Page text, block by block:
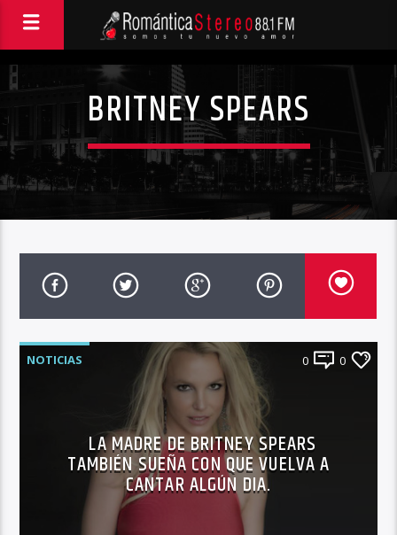
BRITNEY SPEARS
NOTICIAS 0 0
LA MADRE DE BRITNEY SPEARS
TAMBIÉN SUEÑA CON QUE VUELVA A
CANTAR ALGÚN DIA.